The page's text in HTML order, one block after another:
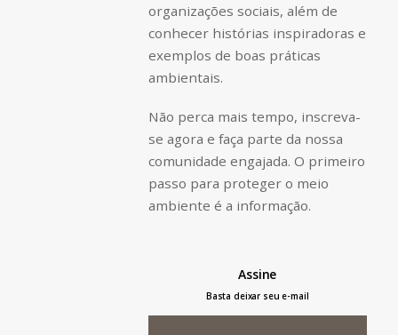
organizações sociais, além de
conhecer histórias inspiradoras e
exemplos de boas práticas
ambientais.
Não perca mais tempo, inscreva-
se agora e faça parte da nossa
comunidade engajada. O primeiro
passo para proteger o meio
ambiente é a informação.
Assine
Basta deixar seu e-mail